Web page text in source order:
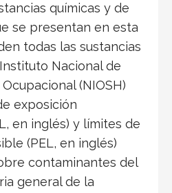
químicas y de
se presentan en esta
todas las sustancias
Nacional de
(NIOSH)
exposición
en inglés) y límites de
(PEL, en inglés)
contaminantes del
general de la